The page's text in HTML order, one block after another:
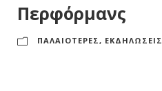
Περφόρμανς
ΠΑΛΑΙΟΤΕΡΕΣ, ΕΚΔΗΛΩΣΕΙΣ